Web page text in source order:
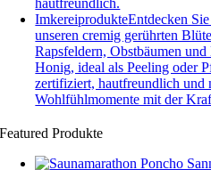
ImkereiprodukteEntdecken
unseren cremig gerührten
Rapsfeldern, Obstbäumen
Honig, ideal als Peeling oder
zertifiziert, hautfreundlich und
Wohlfühlmomente mit der
Featured Produkte